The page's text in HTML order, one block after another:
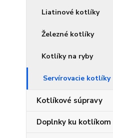
Liatinové kotlíky
Železné kotlíky
Kotlíky na ryby
Servírovacie kotlíky
Kotlíkové súpravy
Doplnky ku kotlíkom